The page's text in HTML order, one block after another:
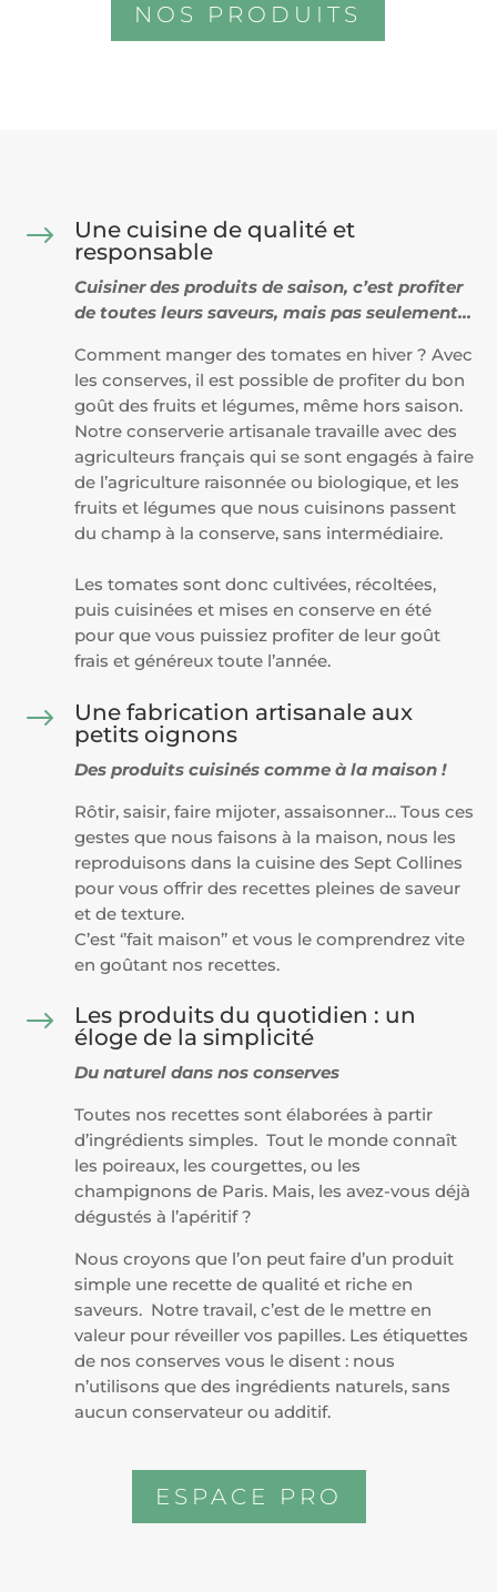
NOS PRODUITS
$
Une cuisine de qualité et
responsable
Cuisiner des produits de saison, c’est profiter
de toutes leurs saveurs, mais pas seulement…
Comment manger des tomates en hiver ? Avec
les conserves, il est possible de profiter du bon
goût des fruits et légumes, même hors saison.
Notre conserverie artisanale travaille avec des
agriculteurs français qui se sont engagés à faire
de l’agriculture raisonnée ou biologique, et les
fruits et légumes que nous cuisinons passent
du champ à la conserve, sans intermédiaire.
Les tomates sont donc cultivées, récoltées,
puis cuisinées et mises en conserve en été
pour que vous puissiez profiter de leur goût
frais et généreux toute l’année.
$
Une fabrication artisanale aux
petits oignons
Des produits cuisinés comme à la maison !
Rôtir, saisir, faire mijoter, assaisonner… Tous ces
gestes que nous faisons à la maison, nous les
reproduisons dans la cuisine des Sept Collines
pour vous offrir des recettes pleines de saveur
et de texture.
C’est ‘’fait maison’’ et vous le comprendrez vite
en goûtant nos recettes.
$
Les produits du quotidien : un
éloge de la simplicité
Du naturel dans nos conserves
Toutes nos recettes sont élaborées à partir
d’ingrédients simples. Tout le monde connaît
les poireaux, les courgettes, ou les
champignons de Paris. Mais, les avez-vous déjà
dégustés à l’apéritif ?
Nous croyons que l’on peut faire d’un produit
simple une recette de qualité et riche en
saveurs. Notre travail, c’est de le mettre en
valeur pour réveiller vos papilles. Les étiquettes
de nos conserves vous le disent : nous
n’utilisons que des ingrédients naturels, sans
aucun conservateur ou additif.
ESPACE PRO